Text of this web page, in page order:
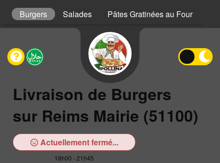
Burgers Salades Pâtes Gratinées au Four
Livraison de Burgers
sur Reims Mairie (51100)
Actuellement fermé...
18h00 - 21h45